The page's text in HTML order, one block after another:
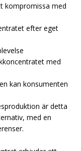
kompromissa med
efter eget
med
kan konsumenten
är detta
med en